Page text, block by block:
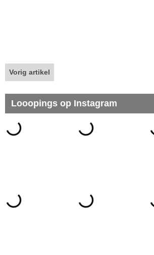
Vorig artikel
Looopings op Instagram